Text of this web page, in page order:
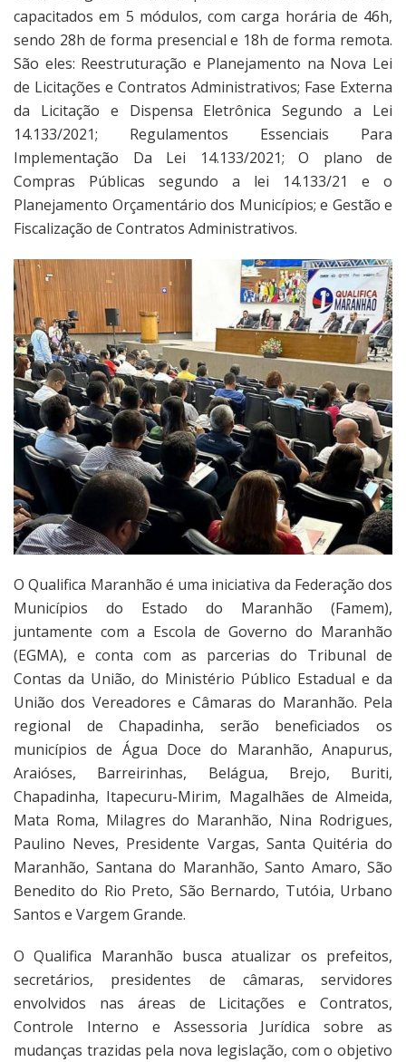
capacitados em 5 módulos, com carga horária de 46h,
sendo 28h de forma presencial e 18h de forma remota.
São eles: Reestruturação e Planejamento na Nova Lei
de Licitações e Contratos Administrativos; Fase Externa
da Licitação e Dispensa Eletrônica Segundo a Lei
14.133/2021; Regulamentos Essenciais Para
Implementação Da Lei 14.133/2021; O plano de
Compras Públicas segundo a lei 14.133/21 e o
Planejamento Orçamentário dos Municípios; e Gestão e
Fiscalização de Contratos Administrativos.
O Qualifica Maranhão é uma iniciativa da Federação dos
Municípios do Estado do Maranhão (Famem),
juntamente com a Escola de Governo do Maranhão
(EGMA), e conta com as parcerias do Tribunal de
Contas da União, do Ministério Público Estadual e da
União dos Vereadores e Câmaras do Maranhão. Pela
regional de Chapadinha, serão beneficiados os
municípios de Água Doce do Maranhão, Anapurus,
Araióses, Barreirinhas, Belágua, Brejo, Buriti,
Chapadinha, Itapecuru-Mirim, Magalhães de Almeida,
Mata Roma, Milagres do Maranhão, Nina Rodrigues,
Paulino Neves, Presidente Vargas, Santa Quitéria do
Maranhão, Santana do Maranhão, Santo Amaro, São
Benedito do Rio Preto, São Bernardo, Tutóia, Urbano
Santos e Vargem Grande.
O Qualifica Maranhão busca atualizar os prefeitos,
secretários, presidentes de câmaras, servidores
envolvidos nas áreas de Licitações e Contratos,
Controle Interno e Assessoria Jurídica sobre as
mudanças trazidas pela nova legislação, com o objetivo